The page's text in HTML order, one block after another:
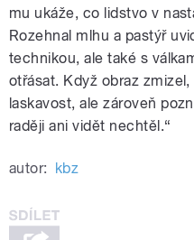
mu ukáže, co lidstvo v
Rozehnal mlhu a pastýř
technikou, ale také s
otřásat. Když obraz
laskavost, ale zároveň
raději ani vidět nechtěl.“
autor: kbz